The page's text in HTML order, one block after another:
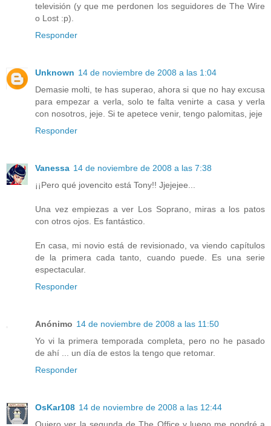
televisión (y que me perdonen los seguidores de The Wire
o Lost :p).
Responder
Unknown 14 de noviembre de 2008 a las 1:04
Demasie molti, te has superao, ahora si que no hay excusa
para empezar a verla, solo te falta venirte a casa y verla
con nosotros, jeje. Si te apetece venir, tengo palomitas, jeje
Responder
Vanessa 14 de noviembre de 2008 a las 7:38
¡¡Pero qué jovencito está Tony!! Jjejejee...
Una vez empiezas a ver Los Soprano, miras a los patos
con otros ojos. Es fantástico.
En casa, mi novio está de revisionado, va viendo capítulos
de la primera cada tanto, cuando puede. Es una serie
espectacular.
Responder
Anónimo 14 de noviembre de 2008 a las 11:50
Yo vi la primera temporada completa, pero no he pasado
de ahí ... un día de estos la tengo que retomar.
Responder
OsKar108 14 de noviembre de 2008 a las 12:44
Quiero ver la segunda de The Office y luego me pondré a